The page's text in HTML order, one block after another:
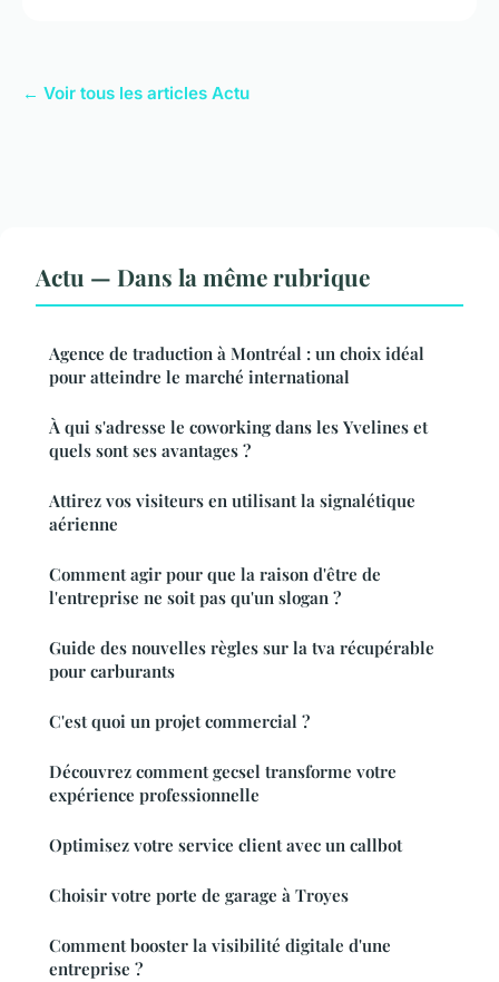
← Voir tous les articles Actu
Actu — Dans la même rubrique
Agence de traduction à Montréal : un choix idéal
pour atteindre le marché international
À qui s'adresse le coworking dans les Yvelines et
quels sont ses avantages ?
Attirez vos visiteurs en utilisant la signalétique
aérienne
Comment agir pour que la raison d'être de
l'entreprise ne soit pas qu'un slogan ?
Guide des nouvelles règles sur la tva récupérable
pour carburants
C'est quoi un projet commercial ?
Découvrez comment gecsel transforme votre
expérience professionnelle
Optimisez votre service client avec un callbot
Choisir votre porte de garage à Troyes
Comment booster la visibilité digitale d'une
entreprise ?